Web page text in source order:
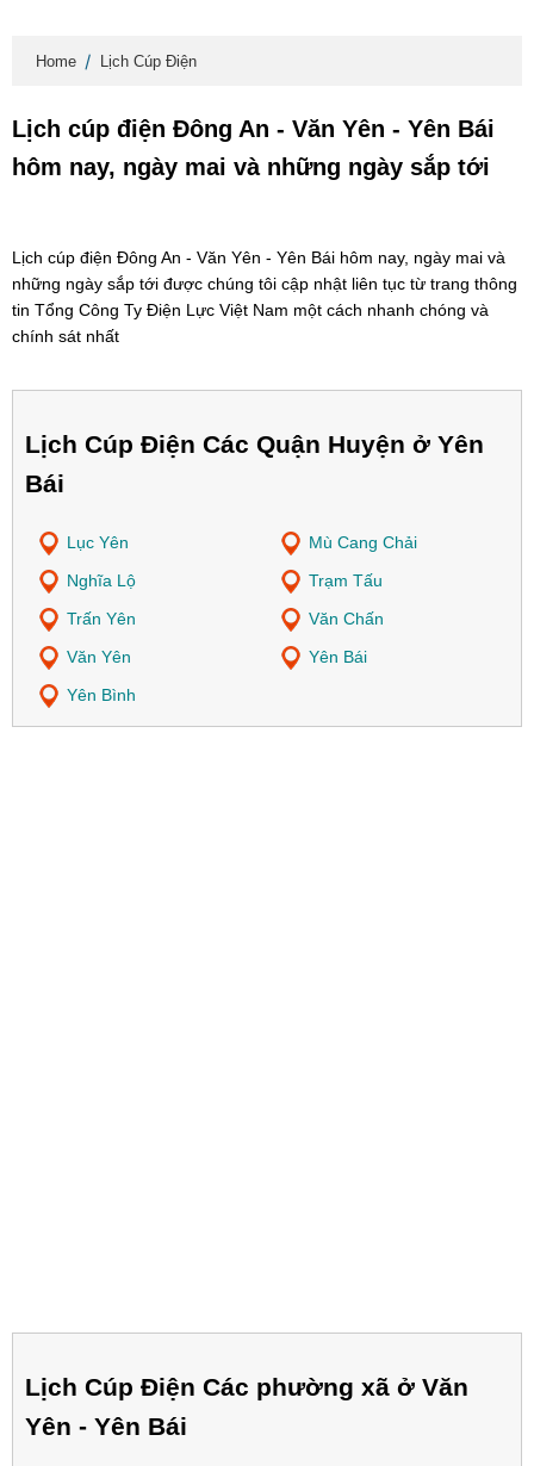
Home Lịch Cúp Điện
Lịch cúp điện Đông An - Văn Yên - Yên Bái
hôm nay, ngày mai và những ngày sắp tới
Lịch cúp điện Đông An - Văn Yên - Yên Bái hôm nay, ngày mai và
những ngày sắp tới được chúng tôi cập nhật liên tục từ trang thông
tin Tổng Công Ty Điện Lực Việt Nam một cách nhanh chóng và
chính sát nhất
Lịch Cúp Điện Các Quận Huyện ở Yên
Bái
Lục Yên
Mù Cang Chải
Nghĩa Lộ
Trạm Tấu
Trấn Yên
Văn Chấn
Văn Yên
Yên Bái
Yên Bình
Lịch Cúp Điện Các phường xã ở Văn
Yên - Yên Bái